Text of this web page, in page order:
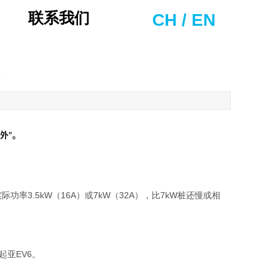
联系我们 CH / EN
"。
率3.5kW（16A）或7kW（32A），比7kW桩还慢或相
亚EV6。